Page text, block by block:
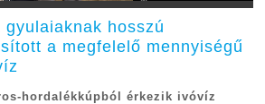
hosszú
a megfelelő mennyiségű
hordalékkúpból érkezik ivóvíz